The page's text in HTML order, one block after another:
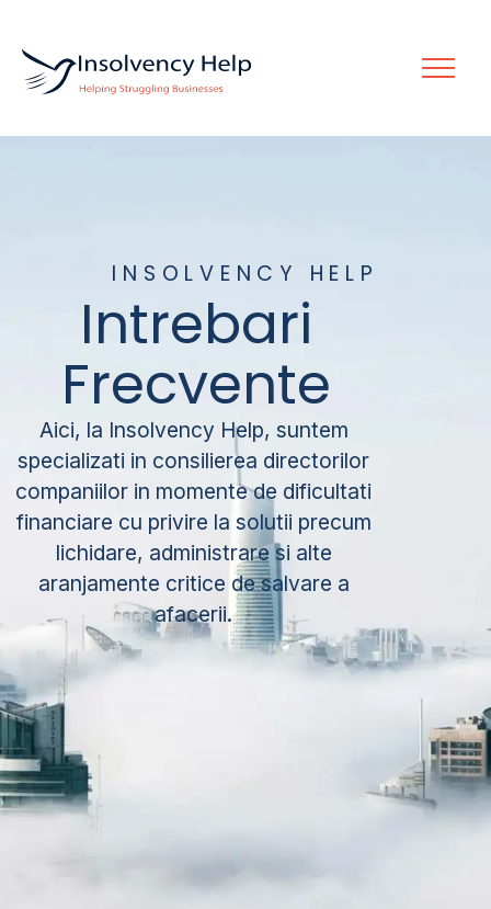
INSOLVENCY HELP
Intrebari
Frecvente
Aici, la Insolvency Help, suntem
specializati in consilierea directorilor
companiilor in momente de dificultati
financiare cu privire la solutii precum
lichidare, administrare si alte
aranjamente critice de salvare a
afacerii.